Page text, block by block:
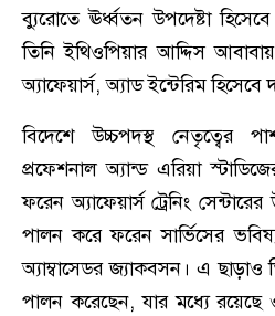
ব্যুরোতে ঊর্ধ্বতন উপদেষ্টা
তিনি ইথিওপিয়ার আদ্দিস আবাবায়
অ্যাফেয়ার্স, অ্যাড ইন্টেরিম হিসেবে
বিদেশে উচ্চপদস্থ নেতৃত্বের
প্রফেশনাল অ্যান্ড এরিয়া
ফরেন অ্যাফেয়ার্স ট্রেনিং
পালন করে ফরেন সার্ভিসের
অ্যাম্বাসেডর জ্যাকবসন। এ ছাড়াও
পালন করেছেন, যার মধ্যে রয়েছে